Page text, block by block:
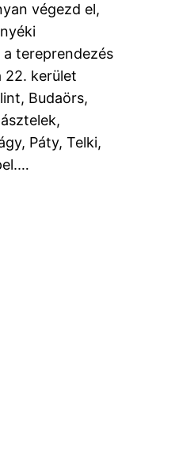
végezd el,
tereprendezés
22. kerület
Budaörs,
Páty, Telki,